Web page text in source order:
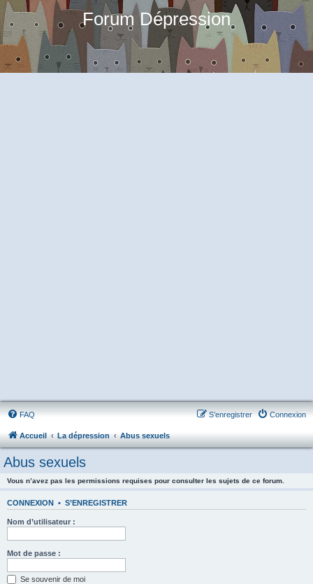
Forum Dépression
FAQ Connexion
S’enregistrer
Accueil La dépression Abus sexuels
Abus sexuels
Vous n’avez pas les permissions requises pour consulter les sujets de ce forum.
CONNEXION • S’ENREGISTRER
Nom d’utilisateur :
Mot de passe :
Se souvenir de moi